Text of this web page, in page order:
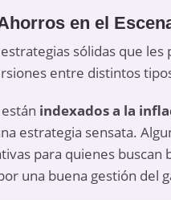
en el
sólidas que
entre distintos
indexados a la
estrategia sensata.
para quienes
una buena gestión del